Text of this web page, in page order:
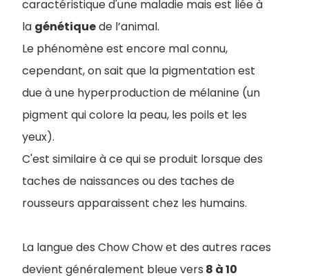
caractéristique d'une maladie mais est liée à
la génétiquede l’animal.
Le phénomène est encore mal connu,
cependant, on sait que la pigmentation est
due à une hyperproduction de mélanine (un
pigment qui colore la peau, les poils et les
yeux).
C'est similaire à ce qui se produit lorsque des
taches de naissances ou des taches de
rousseurs apparaissent chez les humains.
La langue des Chow Chow et des autres races
devient généralement bleue vers 8 à 10